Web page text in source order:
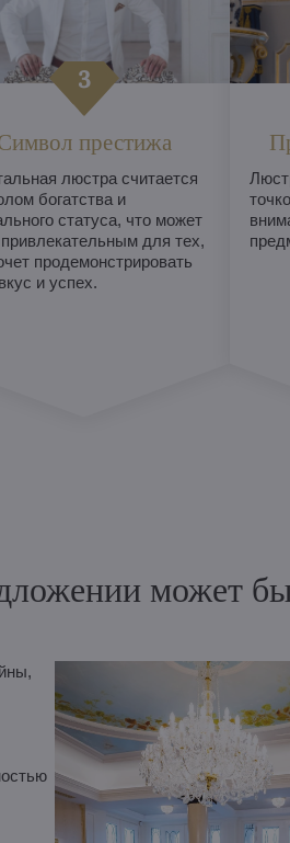
престижа
люстра считается
богатства и
статуса, что может
для тех,
продемонстрировать
и успех.
может